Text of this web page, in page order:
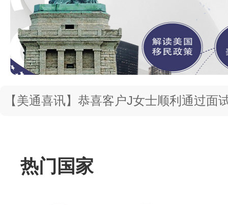
【美通喜讯】恭喜客户J女士顺利通过面
热门国家